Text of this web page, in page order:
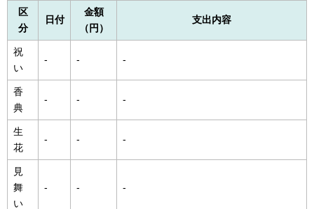
区
分
日付
金額
（円）
支出内容
祝
い
- - -
香
典
- - -
生
花
- - -
見
舞
い
- - -